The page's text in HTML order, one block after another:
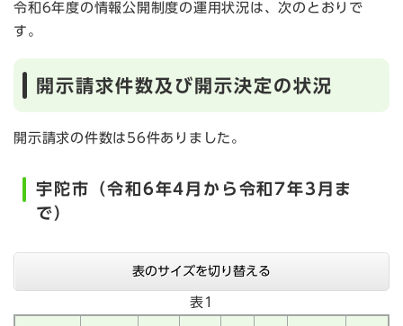
令和6年度の情報公開制度の運用状況は、次のとおりで
す。
開示請求件数及び開示決定の状況
開示請求の件数は56件ありました。
宇陀市（令和6年4月から令和7年3月ま
で）
表のサイズを切り替える
表1